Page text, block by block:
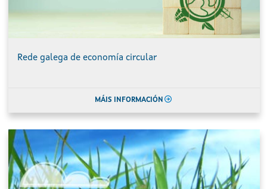
Rede galega de economía circular
MÁIS INFORMACIÓN